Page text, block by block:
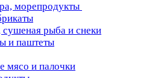
морепродукты
сушеная рыба и снеки
и паштеты
мясо и палочки